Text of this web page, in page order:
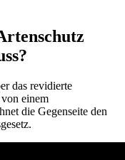
das revidierte
einem
die Gegenseite den